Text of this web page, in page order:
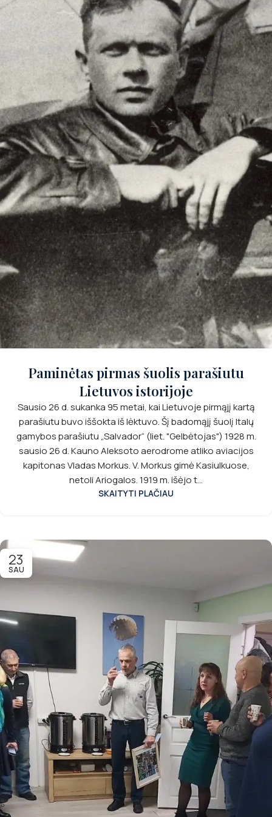
Paminėtas pirmas šuolis parašiutu
Lietuvos istorijoje
Sausio 26 d. sukanka 95 metai, kai Lietuvoje pirmąjį kartą
parašiutu buvo iššokta iš lėktuvo. Šį badomąjį šuolį Italų
gamybos parašiutu „Salvador“ (liet. "Gelbėtojas") 1928 m.
sausio 26 d. Kauno Aleksoto aerodrome atliko aviacijos
kapitonas Vladas Morkus. V. Morkus gimė Kasiulkuose,
netoli Ariogalos. 1919 m. išėjo t...
SKAITYTI PLAČIAU
23
SAU